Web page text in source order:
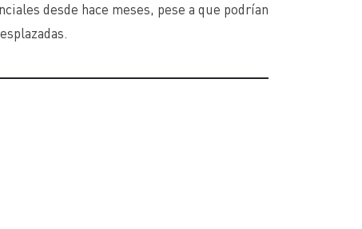
desde hace meses, pese a que podrían